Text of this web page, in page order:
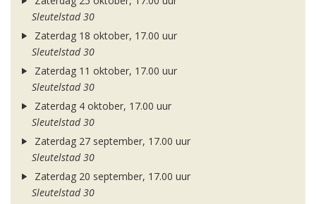
Sleutelstad 30
Zaterdag 18 oktober, 17.00 uur
Sleutelstad 30
Zaterdag 11 oktober, 17.00 uur
Sleutelstad 30
Zaterdag 4 oktober, 17.00 uur
Sleutelstad 30
Zaterdag 27 september, 17.00 uur
Sleutelstad 30
Zaterdag 20 september, 17.00 uur
Sleutelstad 30